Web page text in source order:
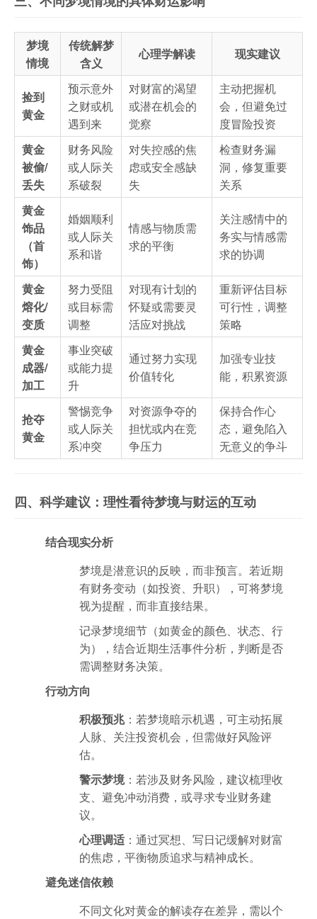
梦境
情境
传统解梦
含义
心理学解读 现实建议
捡到
黄金
预示意外
之财或机
遇到来
对财富的渴望
或潜在机会的
觉察
主动把握机
会，但避免过
度冒险投资
黄金
被偷/
丢失
财务风险
或人际关
系破裂
对失控感的焦
虑或安全感缺
失
检查财务漏
洞，修复重要
关系
黄金
饰品
（首
饰）
婚姻顺利
或人际关
系和谐
情感与物质需
求的平衡
关注感情中的
务实与情感需
求的协调
黄金
熔化/
变质
努力受阻
或目标需
调整
对现有计划的
怀疑或需要灵
活应对挑战
重新评估目标
可行性，调整
策略
黄金
成器/
加工
事业突破
或能力提
升
通过努力实现
价值转化
加强专业技
能，积累资源
抢夺
黄金
警惕竞争
或人际关
系冲突
对资源争夺的
担忧或内在竞
争压力
保持合作心
态，避免陷入
无意义的争斗
四、科学建议：理性看待梦境与财运的互动
结合现实分析
梦境是潜意识的反映，而非预言。若近期
有财务变动（如投资、升职），可将梦境
视为提醒，而非直接结果。
记录梦境细节（如黄金的颜色、状态、行
为），结合近期生活事件分析，判断是否
需调整财务决策。
行动方向
积极预兆：若梦境暗示机遇，可主动拓展
人脉、关注投资机会，但需做好风险评
估。
警示梦境：若涉及财务风险，建议梳理收
支、避免冲动消费，或寻求专业财务建
议。
心理调适 ：通过冥想、写日记缓解对财富
的焦虑，平衡物质追求与精神成长。
避免迷信依赖
不同文化对黄金的解读存在差异，需以个